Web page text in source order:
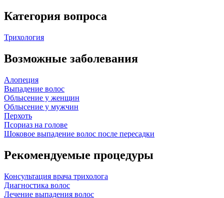
Категория вопроса
Трихология
Возможные заболевания
Алопеция
Выпадение волос
Облысение у женщин
Облысение у мужчин
Перхоть
Псориаз на голове
Шоковое выпадение волос после пересадки
Рекомендуемые процедуры
Консультация врача трихолога
Диагностика волос
Лечение выпадения волос